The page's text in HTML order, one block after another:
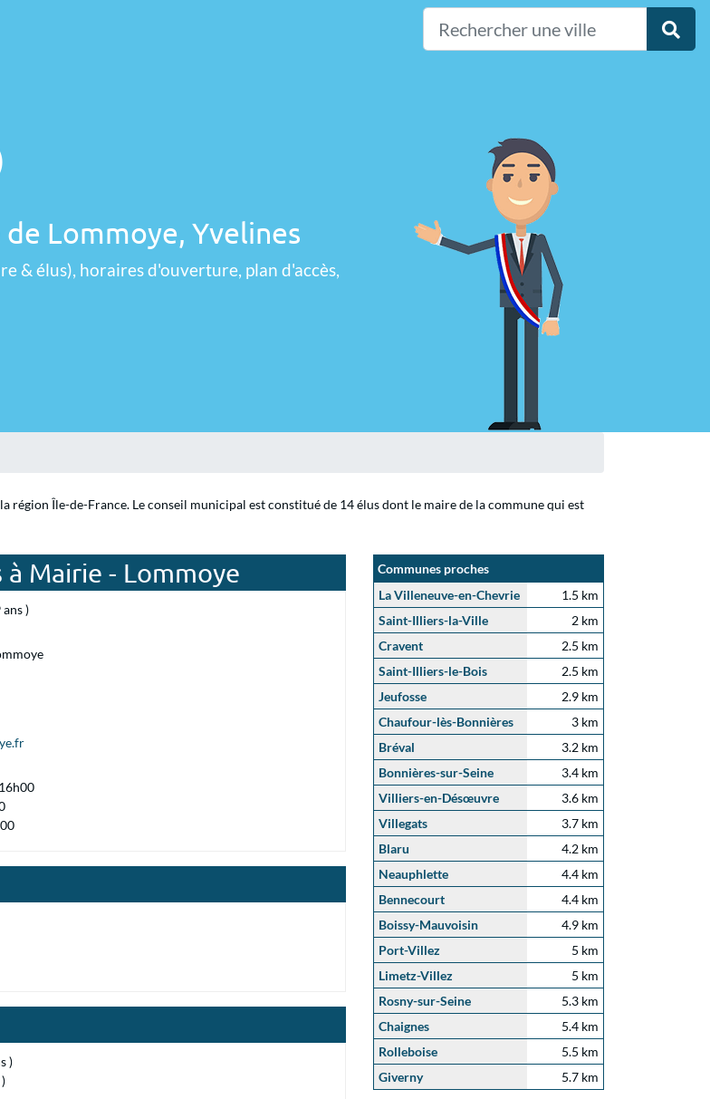
Lommoye, Yvelines
& élus), horaires d'ouverture, plan d'accès,
région Île-de-France. Le conseil municipal est constitué de 14 élus dont le maire de la commune qui est
Mairie - Lommoye
)
)
Communes proches
La Villeneuve-en-Chevrie
1.5 km
Saint-Illiers-la-Ville
2 km
Cravent
2.5 km
Saint-Illiers-le-Bois
2.5 km
Jeufosse
2.9 km
Chaufour-lès-Bonnières
3 km
Bréval
3.2 km
Bonnières-sur-Seine
3.4 km
Villiers-en-Désœuvre
3.6 km
Villegats
3.7 km
Blaru
4.2 km
Neauphlette
4.4 km
Bennecourt
4.4 km
Boissy-Mauvoisin
4.9 km
Port-Villez
5 km
Limetz-Villez
5 km
Rosny-sur-Seine
5.3 km
Chaignes
5.4 km
Rolleboise
5.5 km
Giverny
5.7 km